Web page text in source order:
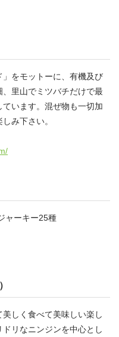
をモットーに、有機及び
里山でミツバチだけで最
います。混ぜ物も一切加
み下さい。
ャーキー25種
しく食べて美味しい楽し
リなニンジンを中心とし